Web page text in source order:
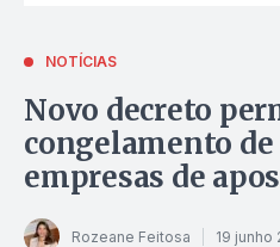
NOTÍCIAS
Novo decreto
congelamento de
empresas de
Rozeane Feitosa 19 junho